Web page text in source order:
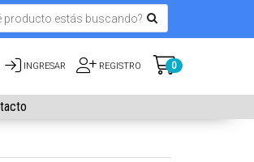
INGRESAR REGISTRO 0